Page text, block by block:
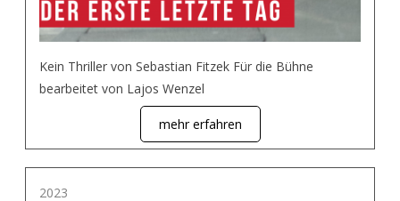
Kein Thriller von Sebastian Fitzek Für die Bühne
bearbeitet von Lajos Wenzel
mehr erfahren
2023